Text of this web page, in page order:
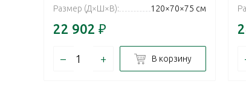
Размер (Д×Ш×В):
120×70×75 см
22 902 ₽
– + В корзину